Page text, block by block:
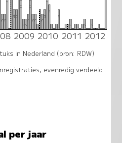
33
7
0
44
6
2
2
3
6
33
1
4
3
4
7
5
1
0
1
4
00
1
1
2
0
1
1
0
1
2
0
0
2
0
0
1
0
0
2009 2010 2011 2012
in Nederland (bron: RDW)
evenredig verdeeld
per jaar